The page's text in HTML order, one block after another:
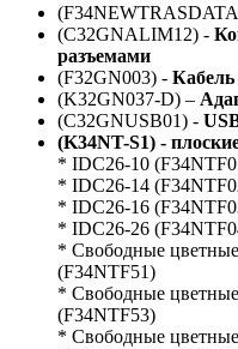
(C32GNALIM12) -
разъемами
(F32GN003) -
(K32GN037-D) –
(C32GNUSB01) -
(K34NT-S1) -
* IDC26-10
* IDC26-14
* IDC26-16
* IDC26-26
* Cвободные
(F34NTF51)
* Cвободные
(F34NTF53)
* Cвободные